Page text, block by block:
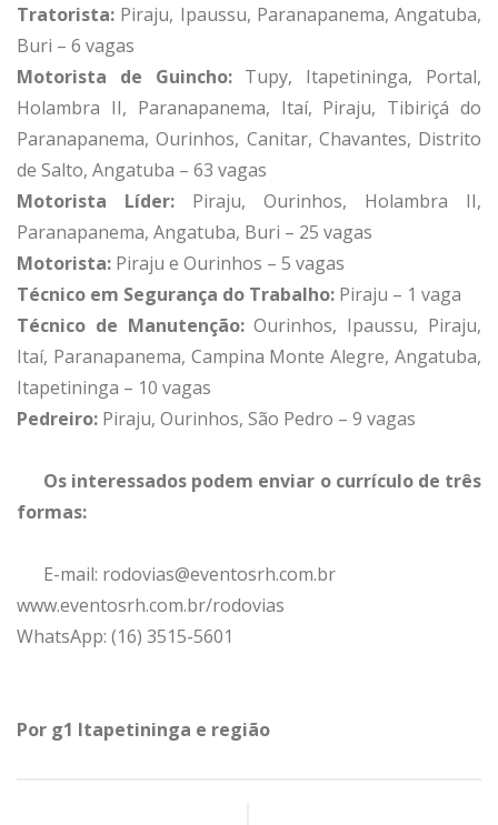
Tratorista: Piraju, Ipaussu, Paranapanema, Angatuba,
Buri – 6 vagas
Motorista de Guincho: Tupy, Itapetininga, Portal,
Holambra II, Paranapanema, Itaí, Piraju, Tibiriçá do
Paranapanema, Ourinhos, Canitar, Chavantes, Distrito
de Salto, Angatuba – 63 vagas
Motorista Líder: Piraju, Ourinhos, Holambra II,
Paranapanema, Angatuba, Buri – 25 vagas
Motorista: Piraju e Ourinhos – 5 vagas
Técnico em Segurança do Trabalho: Piraju – 1 vaga
Técnico de Manutenção:Ourinhos, Ipaussu, Piraju,
Itaí, Paranapanema, Campina Monte Alegre, Angatuba,
Itapetininga – 10 vagas
Pedreiro: Piraju, Ourinhos, São Pedro – 9 vagas
Os interessados podem enviar o currículo de três
formas:
E-mail: rodovias@eventosrh.com.br
www.eventosrh.com.br/rodovias
WhatsApp: (16) 3515-5601
Por g1 Itapetininga e região